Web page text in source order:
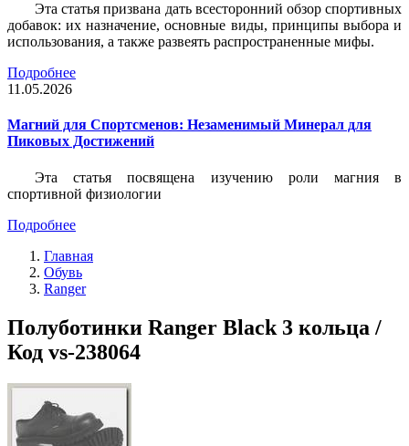
Эта статья призвана дать всесторонний обзор спортивных
добавок: их назначение, основные виды, принципы выбора и
использования, а также развеять распространенные мифы.
Подробнее
11.05.2026
Магний для Спортсменов: Незаменимый Минерал для
Пиковых Достижений
Эта статья посвящена изучению роли магния в
спортивной физиологии
Подробнее
Главная
Обувь
Ranger
Полуботинки Ranger Black 3 кольца /
Код vs-238064